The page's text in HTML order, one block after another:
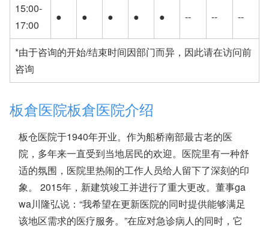
15:00-
17:00
● ● ● ● ● -- -- --
*由于咨询的开始/结束时间因部门而异，因此请在访问前
咨询
板倉医院板倉医院介绍
板仓医院于1940年开业。作为船桥南部最古老的医
院，多年来一直受到当地居民的欢迎。医院里有一种舒
适的氛围，医院里热闹的工作人员给人留下了深刻的印
象。 2015年，新建筑竣工并进行了重大更改。董事ga
wa川隆弘说：“我希望在更新医院的同时提供能够满足
该地区需求的医疗服务。”在应对急诊病人的同时，它